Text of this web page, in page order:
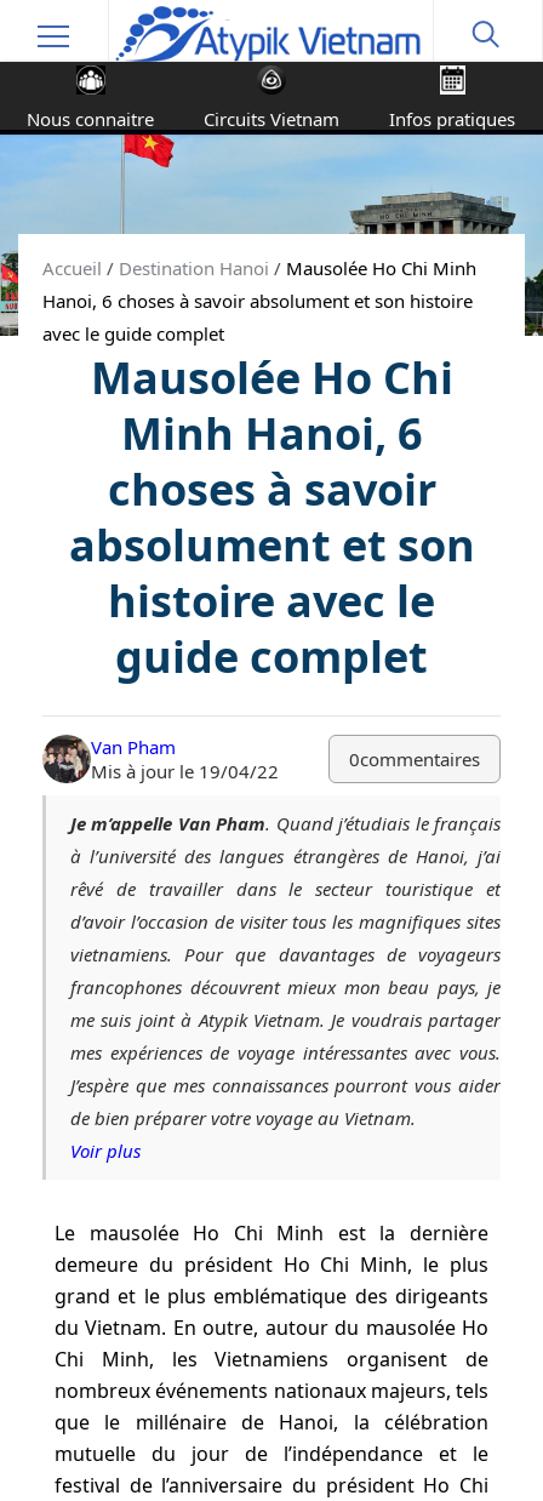
Nous connaitre Circuits Vietnam Infos pratiques
Accueil / Destination Hanoi / Mausolée Ho Chi Minh
Hanoi, 6 choses à savoir absolument et son histoire
avec le guide complet
Mausolée Ho Chi
Minh Hanoi, 6
choses à savoir
absolument et son
histoire avec le
guide complet
Van Pham
Mis à jour le 19/04/22
0commentaires
Je m’appelle Van Pham. Quand j’étudiais le français
à l’université des langues étrangères de Hanoi, j’ai
rêvé de travailler dans le secteur touristique et
d’avoir l’occasion de visiter tous les magnifiques sites
vietnamiens. Pour que davantages de voyageurs
francophones découvrent mieux mon beau pays, je
me suis joint à Atypik Vietnam. Je voudrais partager
mes expériences de voyage intéressantes avec vous.
J’espère que mes connaissances pourront vous aider
de bien préparer votre voyage au Vietnam.
Voir plus
Le mausolée Ho Chi Minh est la dernière
demeure du président Ho Chi Minh, le plus
grand et le plus emblématique des dirigeants
du Vietnam. En outre, autour du mausolée Ho
Chi Minh, les Vietnamiens organisent de
nombreux événements nationaux majeurs, tels
que le millénaire de Hanoi, la célébration
mutuelle du jour de l’indépendance et le
festival de l’anniversaire du président Ho Chi